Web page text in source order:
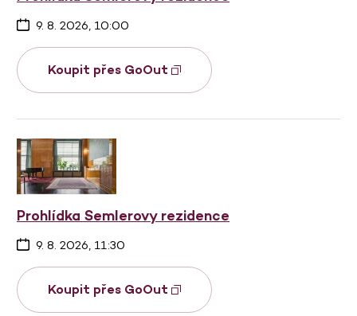
9. 8. 2026, 10:00
Koupit přes GoOut
Prohlídka Semlerovy rezidence
9. 8. 2026, 11:30
Koupit přes GoOut